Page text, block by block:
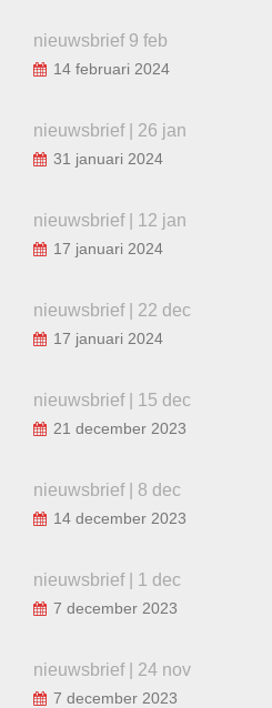
nieuwsbrief 9 feb
14 februari 2024
nieuwsbrief | 26 jan
31 januari 2024
nieuwsbrief | 12 jan
17 januari 2024
nieuwsbrief | 22 dec
17 januari 2024
nieuwsbrief | 15 dec
21 december 2023
nieuwsbrief | 8 dec
14 december 2023
nieuwsbrief | 1 dec
7 december 2023
nieuwsbrief | 24 nov
7 december 2023